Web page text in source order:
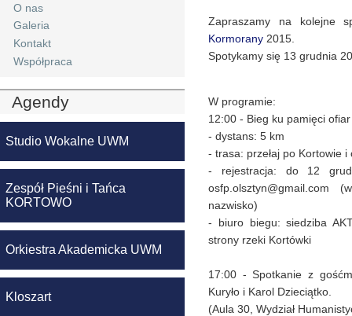
O nas
Galeria
Kontakt
Współpraca
Agendy
Studio Wokalne UWM
Zespół Pieśni i Tańca
KORTOWO
Orkiestra Akademicka UWM
Kloszart
Zapraszamy na kolejne
Kormorany 2015.
Spotykamy się 13 grudnia
W programie:
12:00 - Bieg ku pamięci
- dystans: 5 km
- trasa: przełaj po Kortowie
- rejestracja: do 12
osfp.olsztyn@gmail.com
nazwisko)
- biuro biegu: siedziba
strony rzeki Kortówki
17:00 - Spotkanie z
Kuryło i Karol Dzieciątko.
(Aula 30, Wydział